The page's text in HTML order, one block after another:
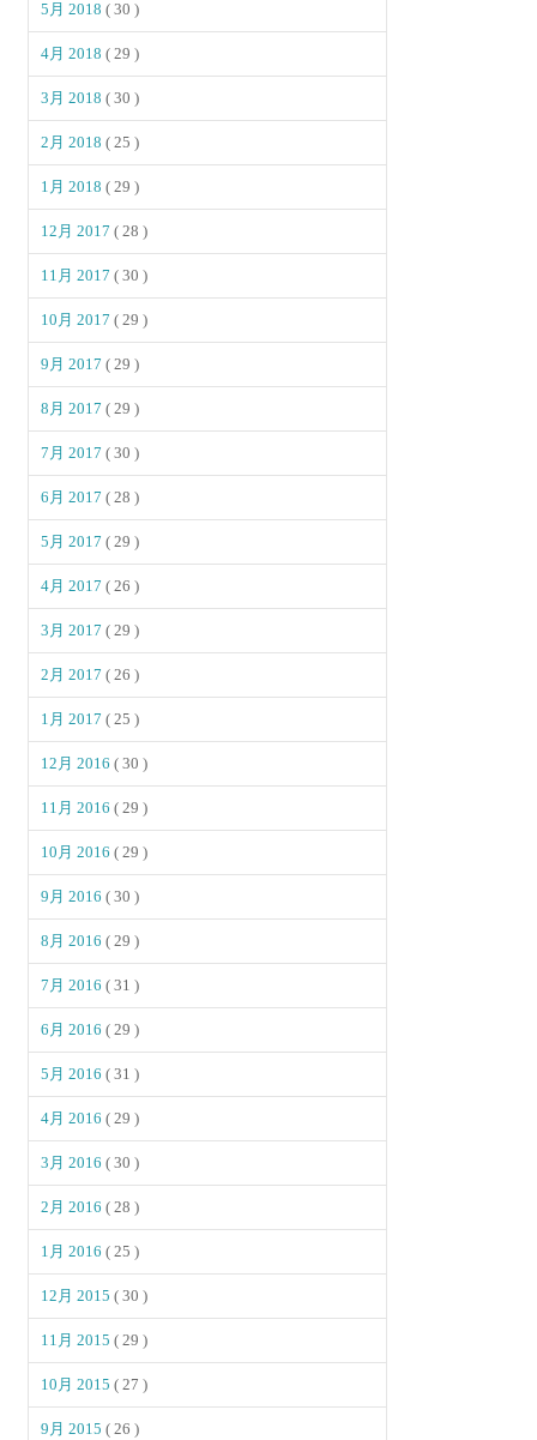
5月 2018( 30 )
4月 2018( 29 )
3月 2018( 30 )
2月 2018( 25 )
1月 2018( 29 )
12月 2017( 28 )
11月 2017( 30 )
10月 2017( 29 )
9月 2017( 29 )
8月 2017( 29 )
7月 2017( 30 )
6月 2017( 28 )
5月 2017( 29 )
4月 2017( 26 )
3月 2017( 29 )
2月 2017( 26 )
1月 2017( 25 )
12月 2016( 30 )
11月 2016( 29 )
10月 2016( 29 )
9月 2016( 30 )
8月 2016( 29 )
7月 2016( 31 )
6月 2016( 29 )
5月 2016( 31 )
4月 2016( 29 )
3月 2016( 30 )
2月 2016( 28 )
1月 2016( 25 )
12月 2015( 30 )
11月 2015( 29 )
10月 2015( 27 )
9月 2015( 26 )